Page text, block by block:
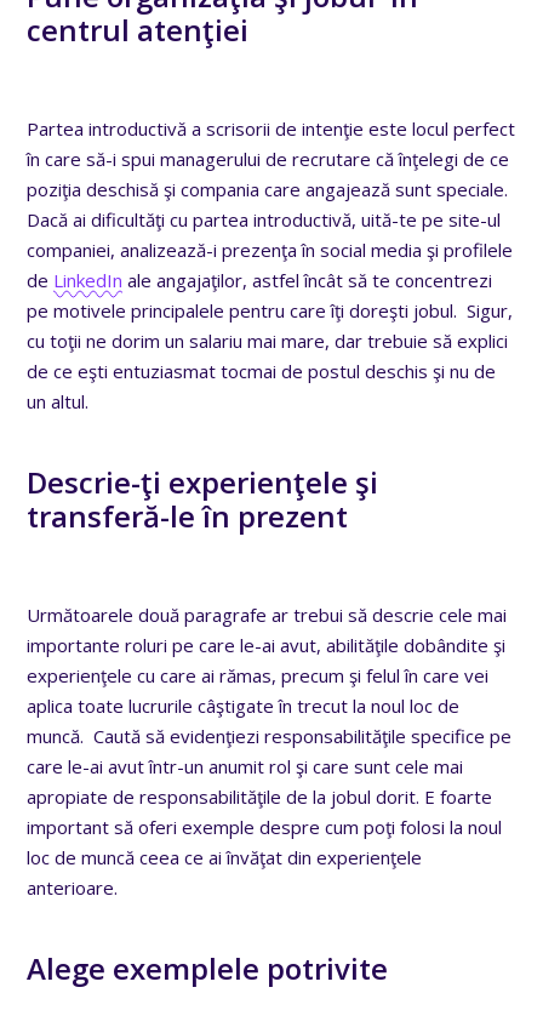
centrul atenţiei
Partea introductivă a scrisorii de intenţie este locul perfect
în care să-i spui managerului de recrutare că înţelegi de ce
poziţia deschisă şi compania care angajează sunt speciale.
Dacă ai dificultăţi cu partea introductivă, uită-te pe site-ul
companiei, analizează-i prezenţa în social media şi profilele
de LinkedIn ale angajaţilor, astfel încât să te concentrezi
pe motivele principalele pentru care îţi doreşti jobul. Sigur,
cu toţii ne dorim un salariu mai mare, dar trebuie să explici
de ce eşti entuziasmat tocmai de postul deschis şi nu de
un altul.
Descrie-ţi experienţele şi
transferă-le în prezent
Următoarele două paragrafe ar trebui să descrie cele mai
importante roluri pe care le-ai avut, abilităţile dobândite şi
experienţele cu care ai rămas, precum şi felul în care vei
aplica toate lucrurile câştigate în trecut la noul loc de
muncă. Caută să evidenţiezi responsabilităţile specifice pe
care le-ai avut într-un anumit rol şi care sunt cele mai
apropiate de responsabilităţile de la jobul dorit. E foarte
important să oferi exemple despre cum poţi folosi la noul
loc de muncă ceea ce ai învăţat din experienţele
anterioare.
Alege exemplele potrivite